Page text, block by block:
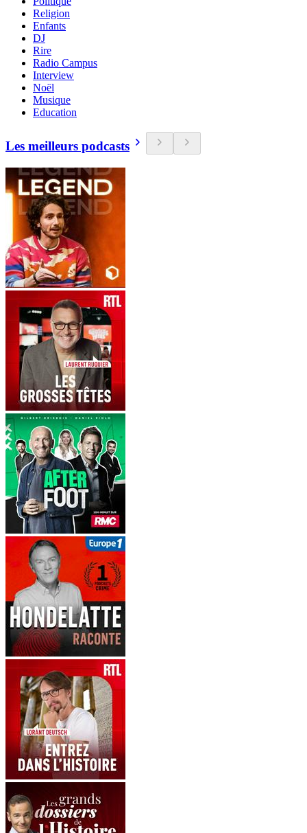
Religion
Enfants
DJ
Rire
Radio Campus
Interview
Noël
Musique
Education
Les meilleurs podcasts